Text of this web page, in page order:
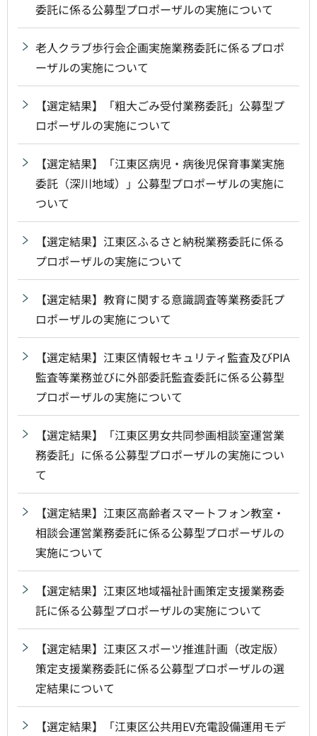
委託に係る公募型プロポーザルの実施について
老人クラブ歩行会企画実施業務委託に係るプロポ
ーザルの実施について
【選定結果】「粗大ごみ受付業務委託」公募型プ
ロポーザルの実施について
【選定結果】「江東区病児・病後児保育事業実施
委託（深川地域）」公募型プロポーザルの実施に
ついて
【選定結果】江東区ふるさと納税業務委託に係る
プロポーザルの実施について
【選定結果】教育に関する意識調査等業務委託プ
ロポーザルの実施について
【選定結果】江東区情報セキュリティ監査及びPIA
監査等業務並びに外部委託監査委託に係る公募型
プロポーザルの実施について
【選定結果】「江東区男女共同参画相談室運営業
務委託」に係る公募型プロポーザルの実施につい
て
【選定結果】江東区高齢者スマートフォン教室・
相談会運営業務委託に係る公募型プロポーザルの
実施について
【選定結果】江東区地域福祉計画策定支援業務委
託に係る公募型プロポーザルの実施について
【選定結果】江東区スポーツ推進計画（改定版）
策定支援業務委託に係る公募型プロポーザルの選
定結果について
【選定結果】「江東区公共用EV充電設備運用モデ